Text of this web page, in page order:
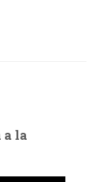
a la